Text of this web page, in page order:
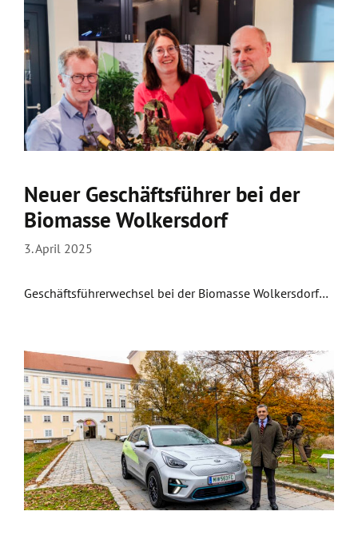
Neuer Geschäftsführer bei der
Biomasse Wolkersdorf
3. April 2025
Geschäftsführerwechsel bei der Biomasse Wolkersdorf…